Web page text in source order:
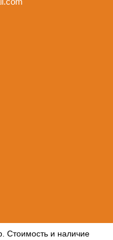
Стоимость и наличие